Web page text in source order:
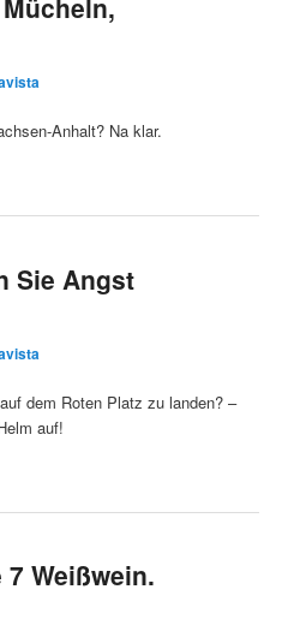
Anhalt? Na klar.
Sie Angst
dem Roten Platz zu landen? –
auf!
Weißwein.